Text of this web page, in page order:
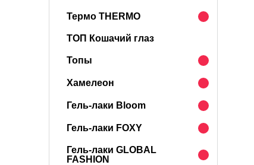
Термо THERMO
ТОП Кошачий глаз
Топы
Хамелеон
Гель-лаки Bloom
Гель-лаки FOXY
Гель-лаки GLOBAL
FASHION